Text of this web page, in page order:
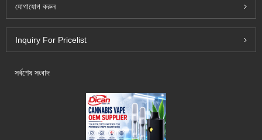
যোগাযোগ করুন
Inquiry For Pricelist
সর্বশেষ সংবাদ